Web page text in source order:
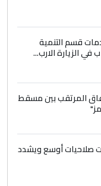
يسقط
اصول عريقة
حسين سل
5
كلام
للإنسان
قسم التنمية
في الزيارة الارب...
المرتقب بين مسقط
صلاحيات أوسع ويشدد